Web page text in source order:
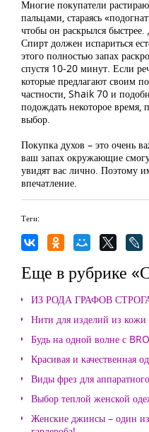
Многие покупатели
пальцами, стараясь
чтобы он раскрылся быстрее.
Спирт должен испариться
этого полностью запах
спустя 10-20 минут. Если
которые предлагают своим
частности, Shaik 70 и
подождать некоторое время,
выбор.
Покупка духов – это очень
ваш запах окружающие
увидят вас лично. Поэтому
впечатление.
Теги:
Еще в рубрике
ИЗ РОДА ГРАФОВ
Нити для изделий из кожи
Будь на одной волне с
Красивая и качественная
Виды фрез для
Выбор теплой женской
Женские джинсы – один